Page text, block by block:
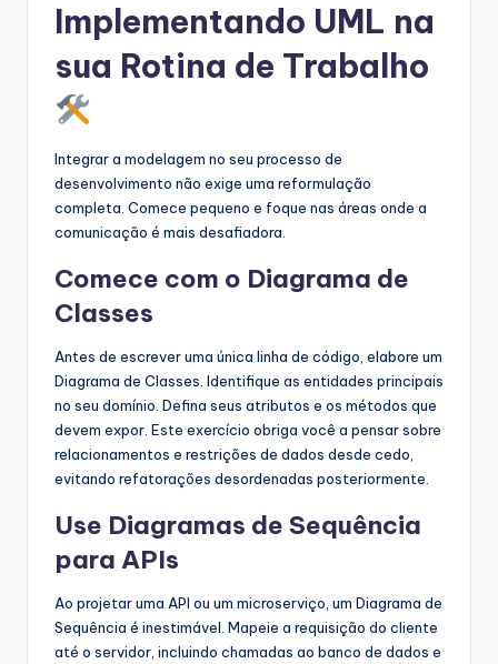
Implementando UML na
sua Rotina de Trabalho
Integrar a modelagem no seu processo de
desenvolvimento não exige uma reformulação
completa. Comece pequeno e foque nas áreas onde a
comunicação é mais desafiadora.
Comece com o Diagrama de
Classes
Antes de escrever uma única linha de código, elabore um
Diagrama de Classes. Identifique as entidades principais
no seu domínio. Defina seus atributos e os métodos que
devem expor. Este exercício obriga você a pensar sobre
relacionamentos e restrições de dados desde cedo,
evitando refatorações desordenadas posteriormente.
Use Diagramas de Sequência
para APIs
Ao projetar uma API ou um microserviço, um Diagrama de
Sequência é inestimável. Mapeie a requisição do cliente
até o servidor, incluindo chamadas ao banco de dados e